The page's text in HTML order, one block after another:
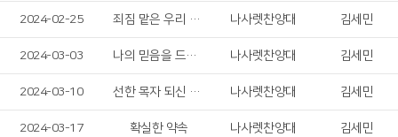
2024-02-25 죄짐 맡은 우리 구주 나사렛찬양대 김세민
2024-03-03 나의 믿음을 드러냅니다 나사렛찬양대 김세민
2024-03-10 선한 목자 되신 우리 주 나사렛찬양대 김세민
2024-03-17 확실한 약속 나사렛찬양대 김세민